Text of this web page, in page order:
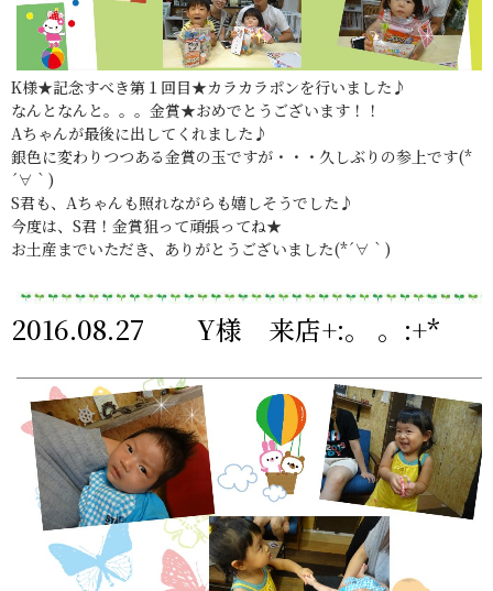
K様★記念すべき第１回目★カラカラポンを行いました♪
なんとなんと。。。金賞★おめでとうございます！！
Aちゃんが最後に出してくれました♪
銀色に変わりつつある金賞の玉ですが・・・久しぶりの参上です(*
´∀｀)
S君も、Aちゃんも照れながらも嬉しそうでした♪
今度は、S君！金賞狙って頑張ってね★
お土産までいただき、ありがとうございました(*´∀｀)
2016.08.27 Y様 来店+:。 。:+*